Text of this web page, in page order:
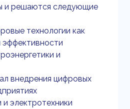
и решаются следующие
технологии как
эффективности
и
внедрения цифровых
и электротехники